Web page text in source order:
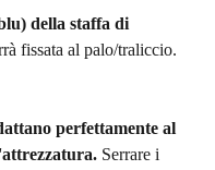
della staffa di
fissata al palo/traliccio.
perfettamente al
Serrare i